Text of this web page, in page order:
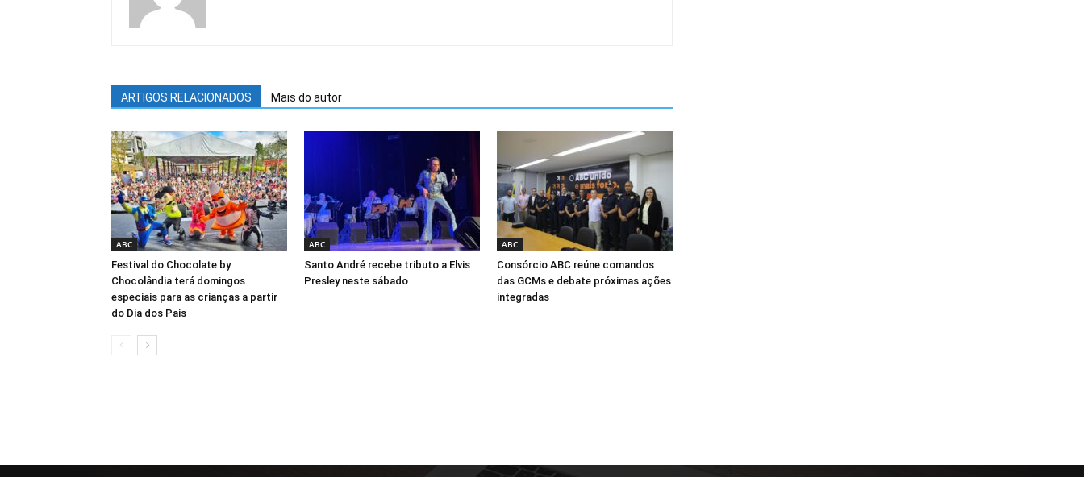
ARTIGOS RELACIONADOS Mais do autor
ABC
Festival do Chocolate by
Chocolândia terá domingos
especiais para as crianças a partir
do Dia dos Pais
ABC
Santo André recebe tributo a Elvis
Presley neste sábado
ABC
Consórcio ABC reúne comandos
das GCMs e debate próximas ações
integradas